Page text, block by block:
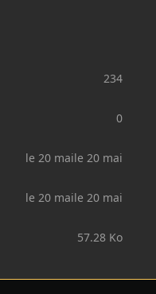
234
0
le 20 maile 20 mai
le 20 maile 20 mai
57.28 Ko